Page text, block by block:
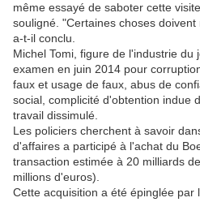
même essayé de saboter cette
souligné. "Certaines choses
a-t-il conclu.
Michel Tomi, figure de l'industrie du
examen en juin 2014 pour
faux et usage de faux, abus de
social, complicité d'obtention indue
travail dissimulé.
Les policiers cherchent à savoir
d'affaires a participé à l'achat du
transaction estimée à 20 milliards
millions d'euros).
Cette acquisition a été épinglée